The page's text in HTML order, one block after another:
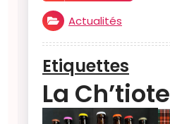
Actualités
Etiquettes
La Ch’tiote